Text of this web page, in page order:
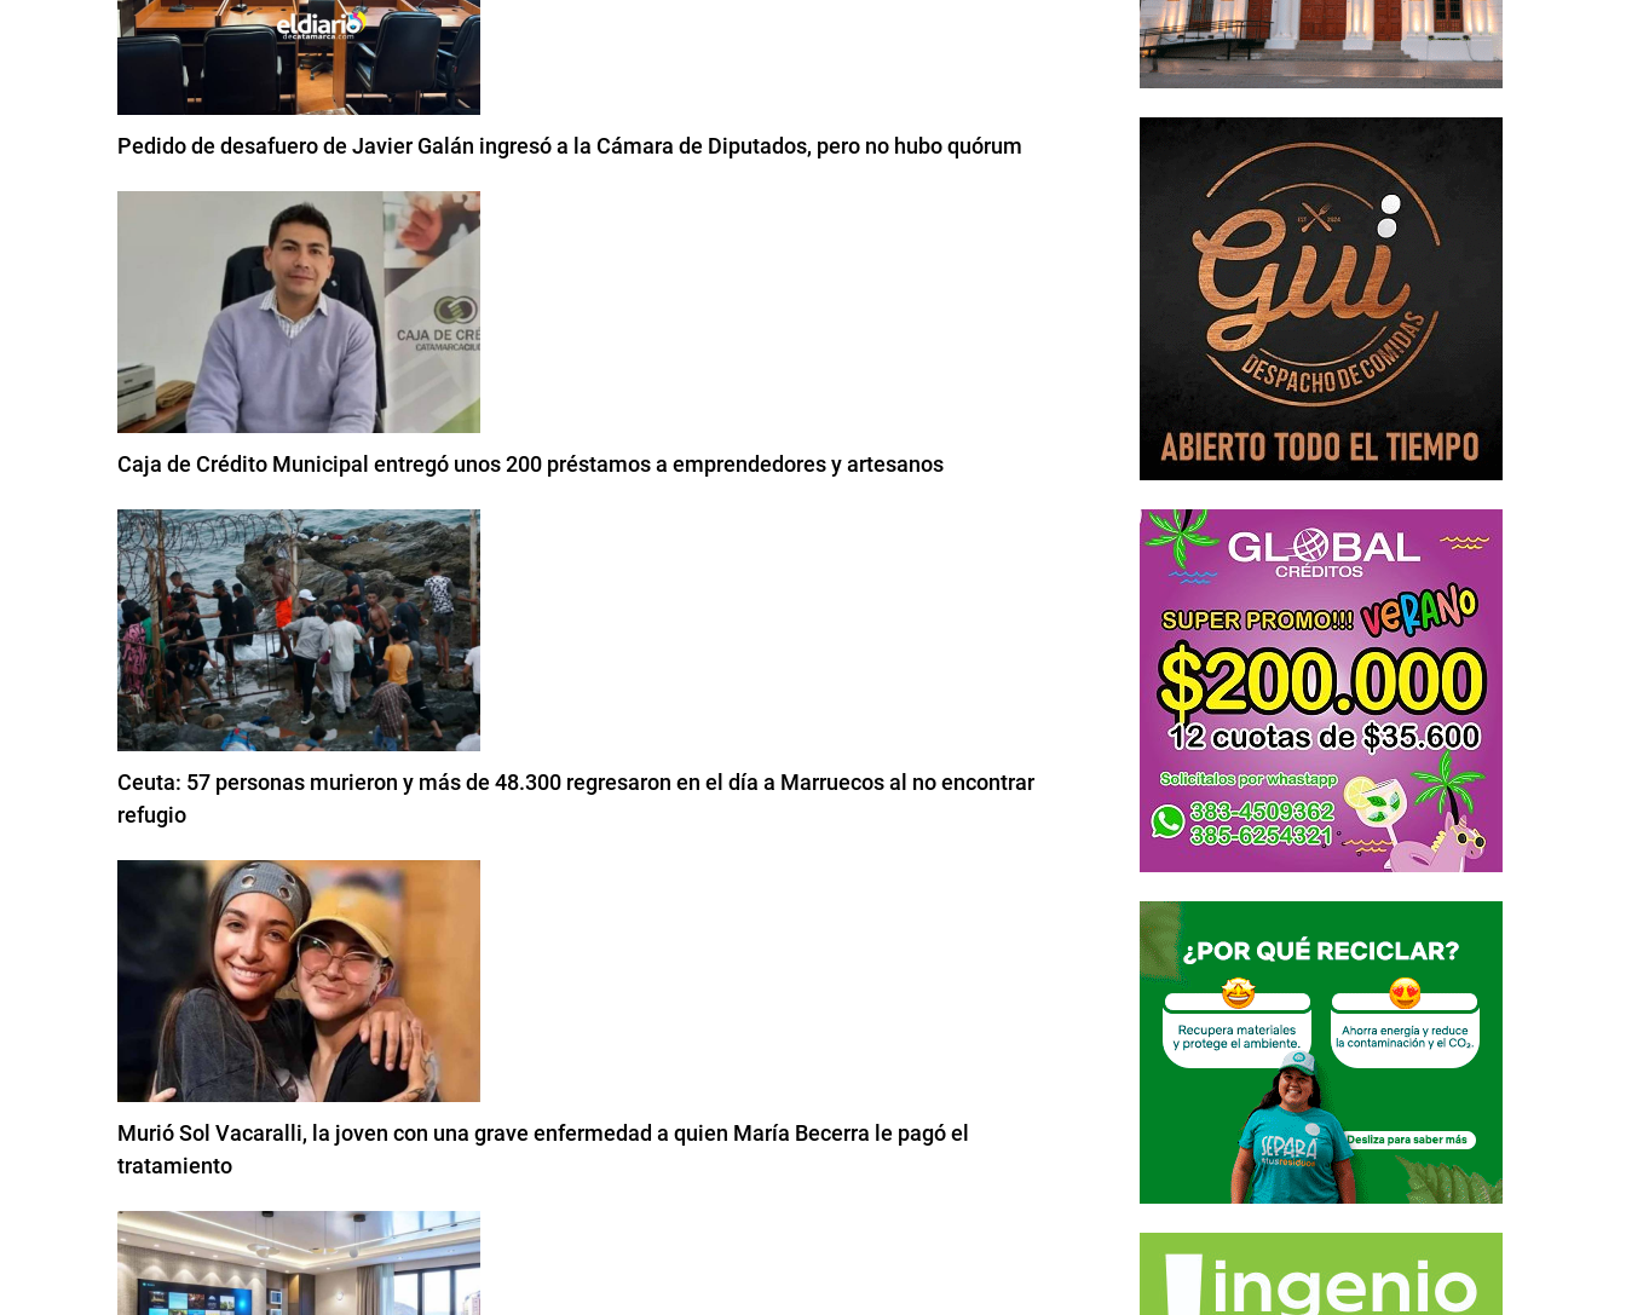
Pedido de desafuero de Javier Galán ingresó a la Cámara de Diputados, pero no hubo quórum
Caja de Crédito Municipal entregó unos 200 préstamos a emprendedores y artesanos
Ceuta: 57 personas murieron y más de 48.300 regresaron en el día a Marruecos al no encontrar
refugio
Murió Sol Vacaralli, la joven con una grave enfermedad a quien María Becerra le pagó el
tratamiento